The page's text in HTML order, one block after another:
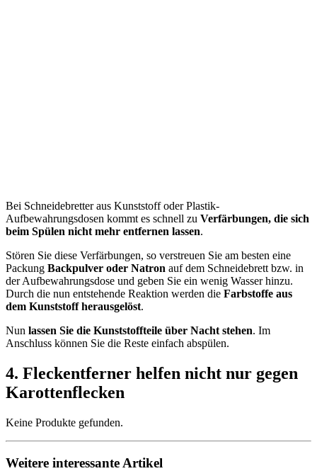
Bei Schneidebretter aus Kunststoff oder Plastik-
Aufbewahrungsdosen kommt es schnell zu Verfärbungen, die sich
beim Spülen nicht mehr entfernen lassen.
Stören Sie diese Verfärbungen, so verstreuen Sie am besten eine
Packung Backpulver oder Natron auf dem Schneidebrett bzw. in
der Aufbewahrungsdose und geben Sie ein wenig Wasser hinzu.
Durch die nun entstehende Reaktion werden die Farbstoffe aus
dem Kunststoff herausgelöst.
Nun lassen Sie die Kunststoffteile über Nacht stehen. Im
Anschluss können Sie die Reste einfach abspülen.
4. Fleckentferner helfen nicht nur gegen
Karottenflecken
Keine Produkte gefunden.
Weitere interessante Artikel